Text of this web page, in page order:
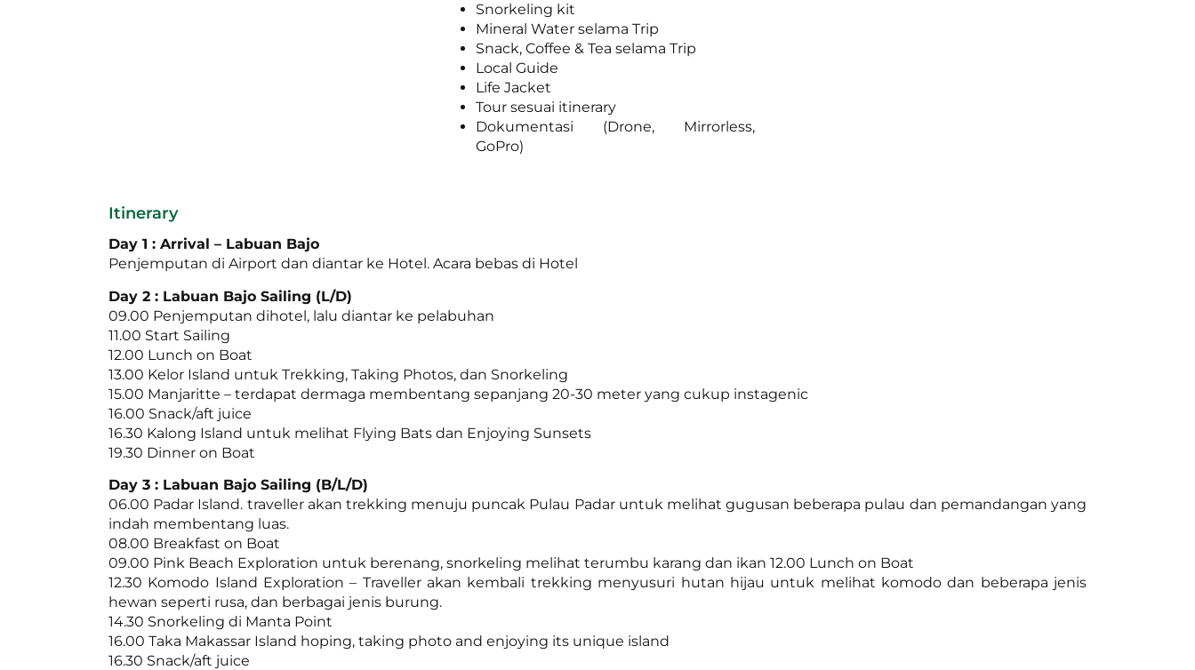
Snorkeling kit
Mineral Water selama Trip
Snack, Coffee & Tea selama Trip
Local Guide
Life Jacket
Tour sesuai itinerary
Dokumentasi (Drone, Mirrorless,
GoPro)
Itinerary
Day 1 : Arrival – Labuan Bajo
Penjemputan di Airport dan diantar ke Hotel. Acara bebas di Hotel
Day 2 : Labuan Bajo Sailing (L/D)
09.00 Penjemputan dihotel, lalu diantar ke pelabuhan
11.00 Start Sailing
12.00 Lunch on Boat
13.00 Kelor Island untuk Trekking, Taking Photos, dan Snorkeling
15.00 Manjaritte – terdapat dermaga membentang sepanjang 20-30 meter yang cukup instagenic
16.00 Snack/aft juice
16.30 Kalong Island untuk melihat Flying Bats dan Enjoying Sunsets
19.30 Dinner on Boat
Day 3 : Labuan Bajo Sailing (B/L/D)
06.00 Padar Island. traveller akan trekking menuju puncak Pulau Padar untuk melihat gugusan beberapa pulau dan pemandangan yang
indah membentang luas.
08.00 Breakfast on Boat
09.00 Pink Beach Exploration untuk berenang, snorkeling melihat terumbu karang dan ikan 12.00 Lunch on Boat
12.30 Komodo Island Exploration – Traveller akan kembali trekking menyusuri hutan hijau untuk melihat komodo dan beberapa jenis
hewan seperti rusa, dan berbagai jenis burung.
14.30 Snorkeling di Manta Point
16.00 Taka Makassar Island hoping, taking photo and enjoying its unique island
16.30 Snack/aft juice